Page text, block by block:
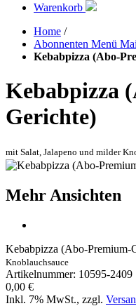
Warenkorb
Home /
Abonnenten Menü Mai
Kebabpizza (Abo-
Kebabpizza
Gerichte)
mit Salat, Jalapeno und milder
Mehr Ansichten
Kebabpizza (Abo-Premium-
Knoblauchsauce
Artikelnummer: 10595-2409
0,00 €
Inkl. 7% MwSt., zzgl.